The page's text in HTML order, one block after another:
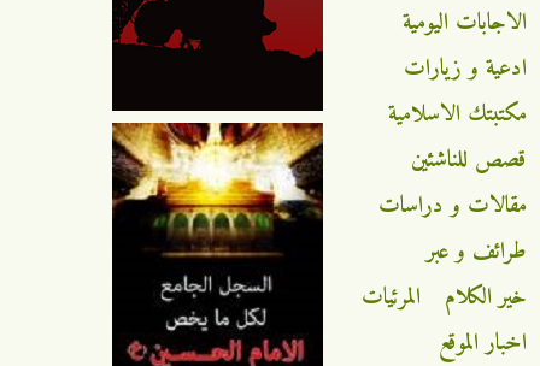
الاجابات اليومية
ادعية و زيارات
مكتبتك الاسلامية
قصص للناشئين
مقالات و دراسات
طرائف و عبر
خير الكلام
المرئيات
اخبار الموقع